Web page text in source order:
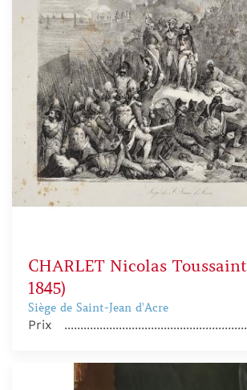
CHARLET Nicolas
1845)
Siège de Saint-Jean d'Acre
Prix